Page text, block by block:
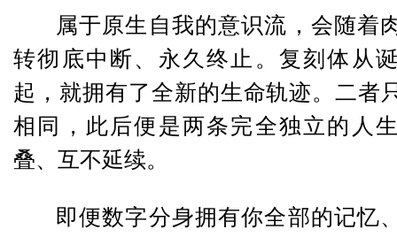
属于原生自我的意识流，会随着
转彻底中断、永久终止。复刻体从
起，就拥有了全新的生命轨迹。二者
相同，此后便是两条完全独立的人
叠、互不延续。
即便数字分身拥有你全部的记忆